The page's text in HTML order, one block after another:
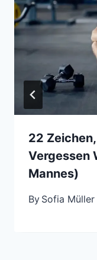
22
Vergessen
Mannes)
By Sofia Müller